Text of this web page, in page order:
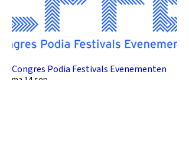
Congres Podia Festivals Evenementen
ma 14 sep